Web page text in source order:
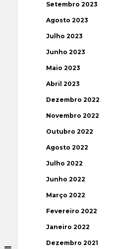
Setembro 2023
Agosto 2023
Julho 2023
Junho 2023
Maio 2023
Abril 2023
Dezembro 2022
Novembro 2022
Outubro 2022
Agosto 2022
Julho 2022
Junho 2022
Março 2022
Fevereiro 2022
Janeiro 2022
Dezembro 2021